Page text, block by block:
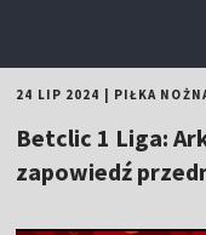
24 LIP 2024 PIŁKA
Betclic 1 Liga:
zapowiedź